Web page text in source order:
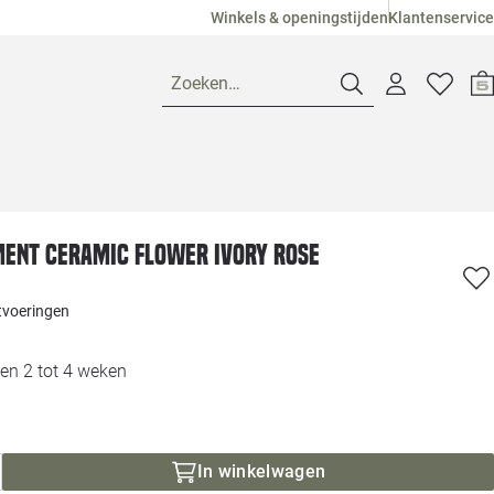
Winkels & openingstijdenKlantenservice
Zoeken…
Pagina suggesties
Loods 5
Ceramic Flower Ivory Rose
2 tot 4 weken
In winkelwagen